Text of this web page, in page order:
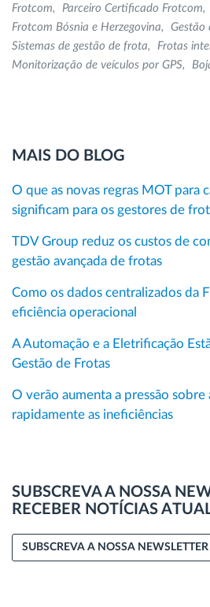
Frotcom
Parceiro Certificado Frotcom
Frotcom Bósnia e Herzegovina
Gestão
Sistemas de gestão de frota
Frotas
Monitorização de veículos por GPS
MAIS DO BLOG
O que as novas regras MOT para
significam para os gestores de
TDV Group reduz os custos de
gestão avançada de frotas
Como os dados centralizados da
eficiência operacional
A Automação e a Eletrificação
Gestão de Frotas
O verão aumenta a pressão sobre
rapidamente as ineficiências
SUBSCREVA A NOSSA
RECEBER NOTÍCIAS
SUBSCREVA A NOSSA NEWSLETTER